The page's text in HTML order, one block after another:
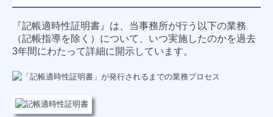
『記帳適時性証明書』は、当事務所が行う以下の業務
（記帳指導を除く）について、いつ実施したのかを過去
3年間にわたって詳細に開示しています。